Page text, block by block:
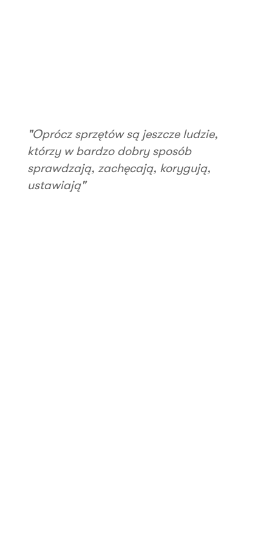
"Oprócz sprzętów są jeszcze ludzie,
którzy w bardzo dobry sposób
sprawdzają, zachęcają, korygują,
ustawiają"